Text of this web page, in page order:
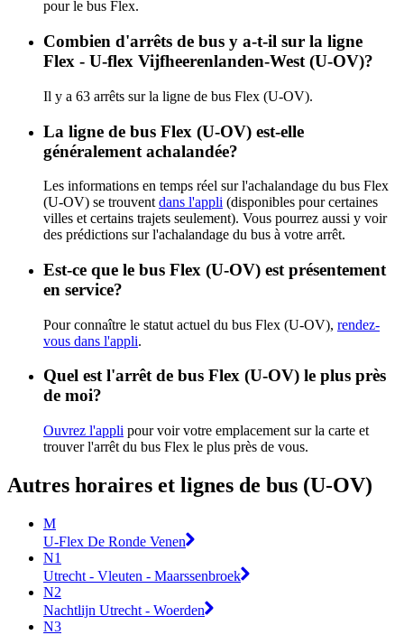
pour le bus Flex.
Combien d'arrêts de bus y a-t-il sur la ligne
Flex - U-flex Vijfheerenlanden-West (U-OV)?
Il y a 63 arrêts sur la ligne de bus Flex (U-OV).
La ligne de bus Flex (U-OV) est-elle
généralement achalandée?
Les informations en temps réel sur l'achalandage du bus Flex
(U-OV) se trouvent dans l'appli (disponibles pour certaines
villes et certains trajets seulement). Vous pourrez aussi y voir
des prédictions sur l'achalandage du bus à votre arrêt.
Est-ce que le bus Flex (U-OV) est présentement
en service?
Pour connaître le statut actuel du bus Flex (U-OV), rendez-
vous dans l'appli.
Quel est l'arrêt de bus Flex (U-OV) le plus près
de moi?
Ouvrez l'appli pour voir votre emplacement sur la carte et
trouver l'arrêt du bus Flex le plus près de vous.
Autres horaires et lignes de bus (U-OV)
M
U-Flex De Ronde Venen
N1
Utrecht - Vleuten - Maarssenbroek
N2
Nachtlijn Utrecht - Woerden
N3